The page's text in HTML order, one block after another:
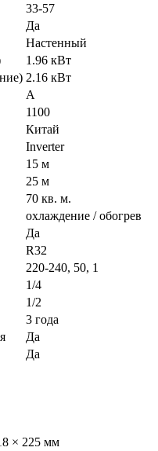
33-57
Да
Настенный
1.96 кВт
2.16 кВт
А
1100
Китай
Inverter
15 м
25 м
70 кв. м.
охлаждение / обогрев
Да
R32
220-240, 50, 1
1/4
1/2
3 года
Да
Да
× 225 мм